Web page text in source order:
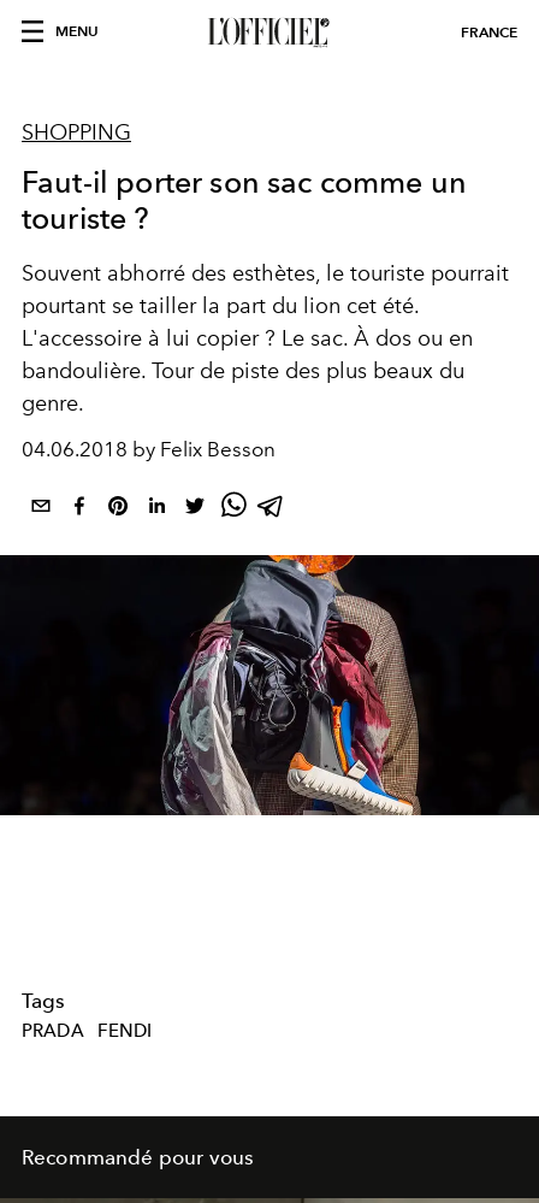
MENU FRANCE
SHOPPING
Faut-il porter son sac comme un
touriste ?
Souvent abhorré des esthètes, le touriste pourrait
pourtant se tailler la part du lion cet été.
L'accessoire à lui copier ? Le sac. À dos ou en
bandoulière. Tour de piste des plus beaux du
genre.
04.06.2018 by Felix Besson
Tags
PRADA FENDI
Recommandé pour vous